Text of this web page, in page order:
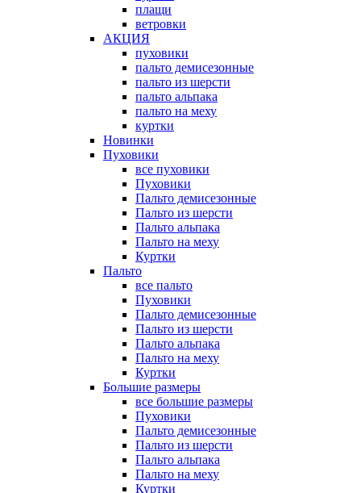
плащи
ветровки
АКЦИЯ
пуховики
пальто демисезонные
пальто из шерсти
пальто альпака
пальто на меху
куртки
Новинки
Пуховики
все пуховики
Пуховики
Пальто демисезонные
Пальто из шерсти
Пальто альпака
Пальто на меху
Куртки
Пальто
все пальто
Пуховики
Пальто демисезонные
Пальто из шерсти
Пальто альпака
Пальто на меху
Куртки
Большие размеры
все большие размеры
Пуховики
Пальто демисезонные
Пальто из шерсти
Пальто альпака
Пальто на меху
Куртки